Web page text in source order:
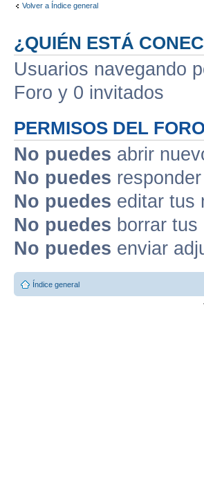
Volver a Índice general
¿QUIÉN ESTÁ
Usuarios navegando
Foro y 0 invitados
PERMISOS DEL FORO
No puedes abrir
No puedes
No puedes editar tus
No puedes borrar
No puedes enviar
Índice general